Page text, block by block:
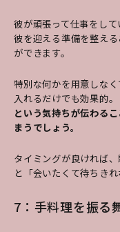
彼が頑張って仕事をして
彼を迎える準備を整え
ができます。
特別な何かを用意しな
入れるだけでも効果的。
という気持ちが伝わる
まうでしょう。
タイミングが良ければ
と「会いたくて待ちき
7：手料理を振る